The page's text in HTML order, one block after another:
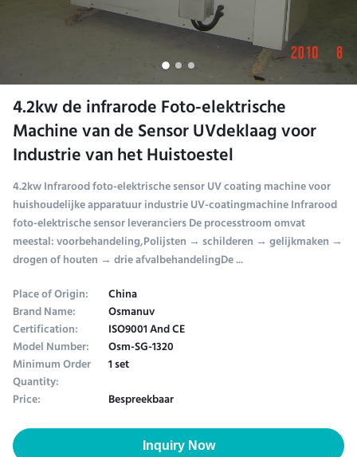
4.2kw de infrarode Foto-elektrische
Machine van de Sensor UVdeklaag voor
Industrie van het Huistoestel
4.2kw Infrarood foto-elektrische sensor UV coating machine voor
huishoudelijke apparatuur industrie UV-coatingmachine Infrarood
foto-elektrische sensor leveranciers De processtroom omvat
meestal: voorbehandeling,Polijsten → schilderen → gelijkmaken →
drogen of houten → drie afvalbehandelingDe ...
Place of Origin:
China
Brand Name: Osmanuv
Certification: ISO9001 And CE
Model Number: Osm-SG-1320
Minimum Order
Quantity:
1 set
Price:
Bespreekbaar
Inquiry Now